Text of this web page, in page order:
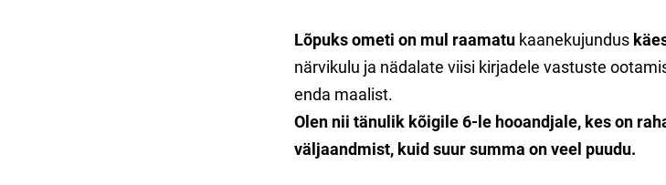
Lõpuks ometi on mul raamatu kaanekujundus
närvikulu ja nädalate viisi kirjadele vastuste
enda maalist.
Olen nii tänulik kõigile 6-le hooandjale, kes on
väljaandmist, kuid suur summa on veel puudu.